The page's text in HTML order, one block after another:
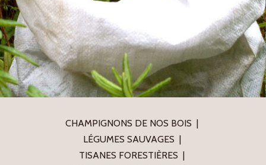
CHAMPIGNONS DE NOS BOIS
LÉGUMES SAUVAGES
TISANES FORESTIÈRES